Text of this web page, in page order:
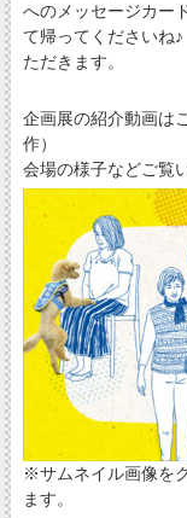
へのメッセージカー
て帰ってくださいね
ただきます。
企画展の紹介動画は
作）
会場の様子などご覧
※サムネイル画像を
ます。